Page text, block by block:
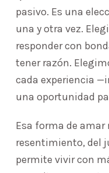
pasivo. Es una
una y otra vez.
responder con
tener razón.
cada experiencia
una oportunidad
Esa forma de amar
resentimiento, del
permite vivir con